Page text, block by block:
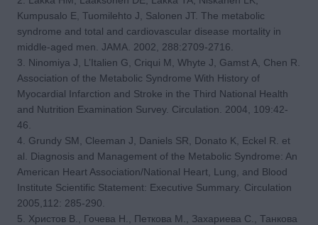
Kumpusalo E, Tuomilehto J, Salonen JT. The metabolic
syndrome and total and cardiovascular disease mortality in
middle-aged men. JAMA. 2002, 288:2709-2716.
3. Ninomiya J, L’Italien G, Criqui M, Whyte J, Gamst A, Chen R.
Association of the Metabolic Syndrome With History of
Myocardial Infarction and Stroke in the Third National Health
and Nutrition Examination Survey. Circulation. 2004, 109:42-
46.
4. Grundy SM, Cleeman J, Daniels SR, Donato K, Eckel R. et
al. Diagnosis and Management of the Metabolic Syndrome: An
American Heart Association/National Heart, Lung, and Blood
Institute Scientific Statement: Executive Summary. Circulation
2005,112: 285-290.
5. Христов В., Гочева Н., Петкова М., Захариева С., Танкова